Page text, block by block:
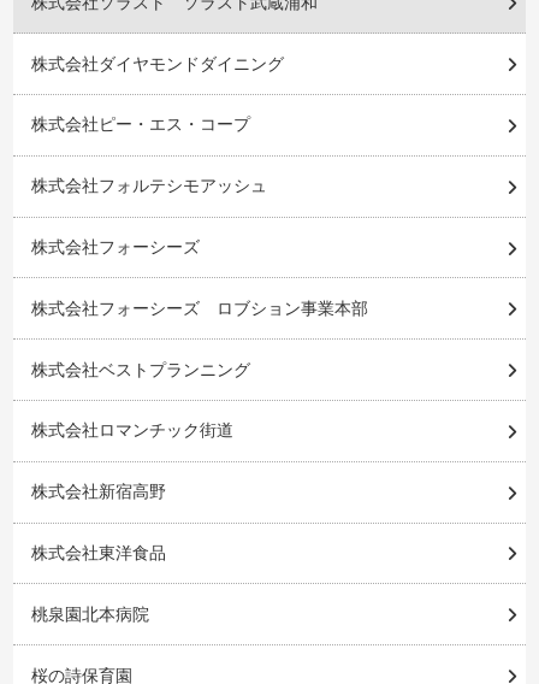
株式会社ダイヤモンドダイニング
株式会社ピー・エス・コープ
株式会社フォルテシモアッシュ
株式会社フォーシーズ
株式会社フォーシーズ ロブション事業本部
株式会社ベストプランニング
株式会社ロマンチック街道
株式会社新宿高野
株式会社東洋食品
桃泉園北本病院
桜の詩保育園